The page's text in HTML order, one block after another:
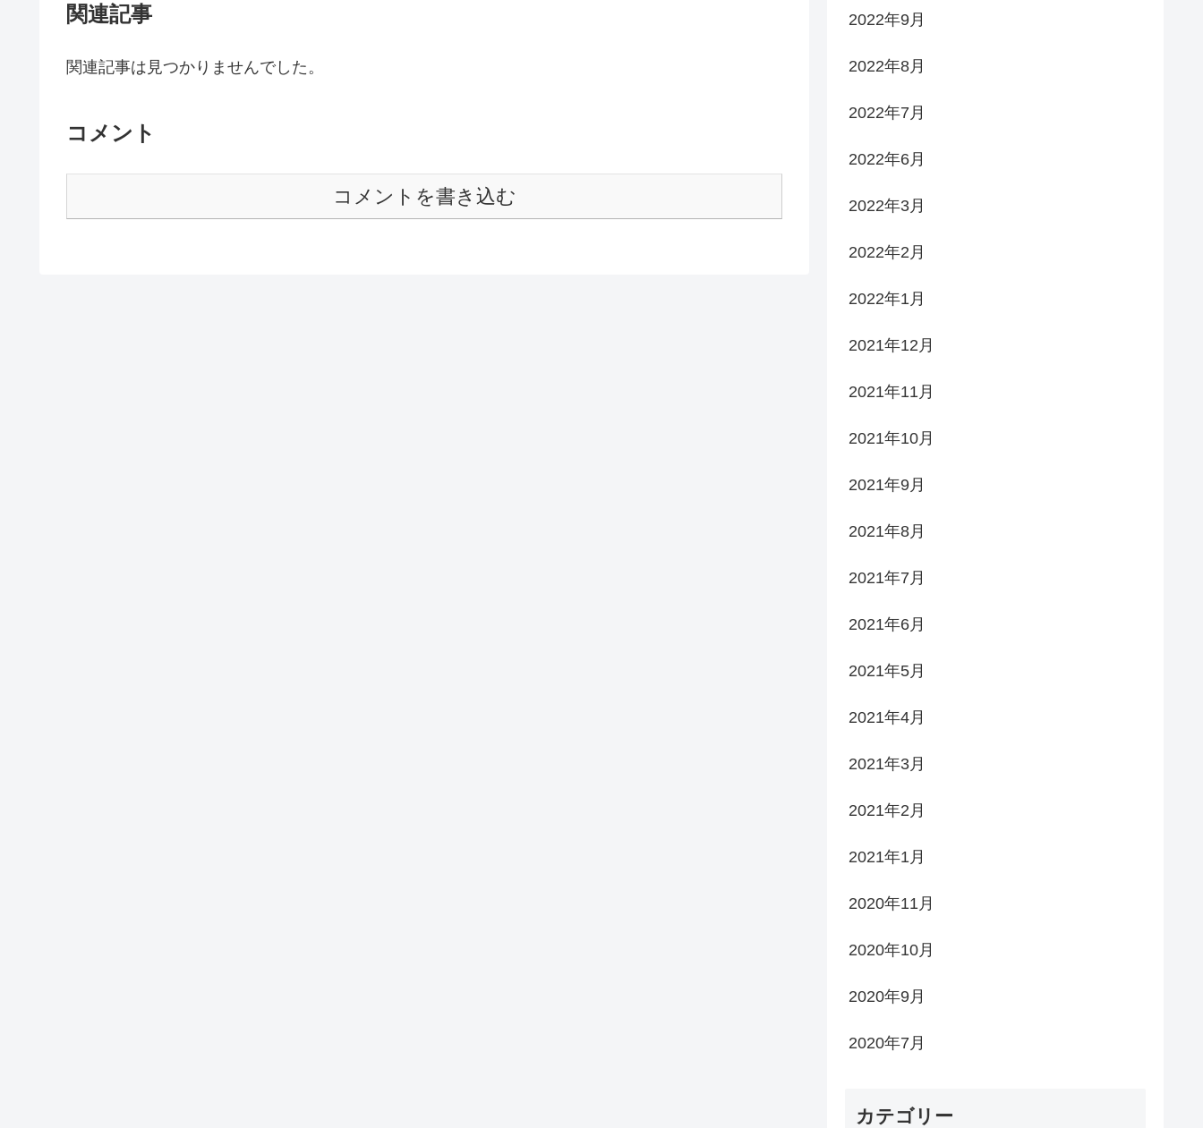
関連記事
関連記事は見つかりませんでした。
コメント
コメントを書き込む
2022年9月
2022年8月
2022年7月
2022年6月
2022年3月
2022年2月
2022年1月
2021年12月
2021年11月
2021年10月
2021年9月
2021年8月
2021年7月
2021年6月
2021年5月
2021年4月
2021年3月
2021年2月
2021年1月
2020年11月
2020年10月
2020年9月
2020年7月
カテゴリー